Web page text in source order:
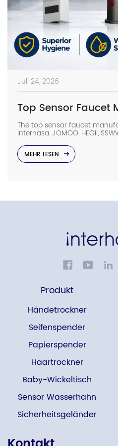
Juli 24, 2026
The top sensor faucet
Interhasa, JOMOO, HEGII,
capabilities, OEM/ODM
project experience. They
hotels, hospitals, airports,
MEHR LESEN
Produkt
Händetrockner
Seifenspender
Papierspender
Haartrockner
Baby-Wickeltisch
Sensor Wasserhahn
Sicherheitsgeländer